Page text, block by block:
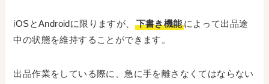
iOSとAndroidに限りますが、 下書き機能によって出品途
中の状態を維持することができます。
出品作業をしている際に、急に手を離さなくてはならない